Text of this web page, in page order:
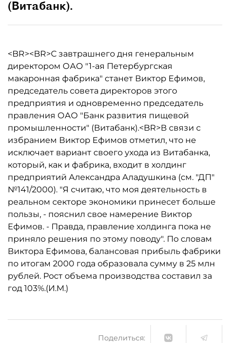
(Витабанк).
<BR><BR>С завтрашнего дня генеральным
директором ОАО "1-ая Петербургская
макаронная фабрика" станет Виктор Ефимов,
председатель совета директоров этого
предприятия и одновременно председатель
правления ОАО "Банк развития пищевой
промышленности" (Витабанк).<BR>В связи с
избранием Виктор Ефимов отметил, что не
исключает вариант своего ухода из Витабанка,
который, как и фабрика, входит в холдинг
предприятий Александра Аладушкина (см. "ДП"
№141/2000). "Я считаю, что моя деятельность в
реальном секторе экономики принесет больше
пользы, - пояснил свое намерение Виктор
Ефимов. - Правда, правление холдинга пока не
приняло решения по этому поводу". По словам
Виктора Ефимова, балансовая прибыль фабрики
по итогам 2000 года образовала сумму в 25 млн
рублей. Рост объема производства составил за
год 103%.(И.М.)
Поделиться: